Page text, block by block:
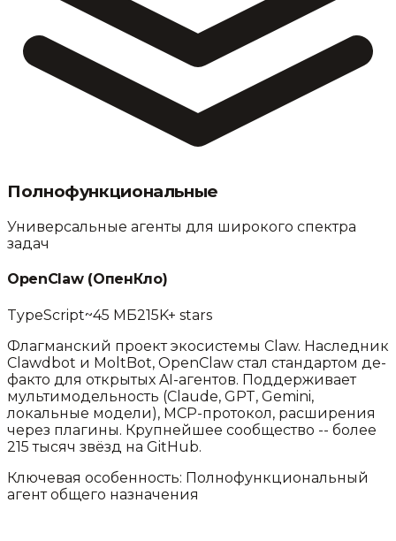
Полнофункциональные
Универсальные агенты для широкого спектра
задач
OpenClaw (ОпенКло)
TypeScript~45 МБ215K+ stars
Флагманский проект экосистемы Claw. Наследник
Clawdbot и MoltBot, OpenClaw стал стандартом де-
факто для открытых AI-агентов. Поддерживает
мультимодельность (Claude, GPT, Gemini,
локальные модели), MCP-протокол, расширения
через плагины. Крупнейшее сообщество -- более
215 тысяч звёзд на GitHub.
Ключевая особенность: Полнофункциональный
агент общего назначения